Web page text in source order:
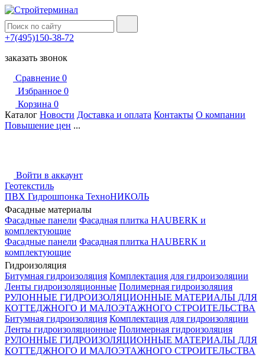
+7(495)150-38-72
заказать звонок
Сравнение 0
Избранное 0
Корзина 0
Каталог Новости Доставка и оплата Контакты О компании
Повышение цен ...
Войти в аккаунт
Геотекстиль
ПВХ Гидрошпонка ТехноНИКОЛЬ
Фасадные материалы
Фасадные панели Фасадная плитка HAUBERK и
комплектующие
Фасадные панели Фасадная плитка HAUBERK и
комплектующие
Гидроизоляция
Битумная гидроизоляция Комплектация для гидроизоляции
Ленты гидроизоляционные Полимерная гидроизоляция
РУЛОННЫЕ ГИДРОИЗОЛЯЦИОННЫЕ МАТЕРИАЛЫ ДЛЯ
КОТТЕДЖНОГО И МАЛОЭТАЖНОГО СТРОИТЕЛЬСТВА
Битумная гидроизоляция Комплектация для гидроизоляции
Ленты гидроизоляционные Полимерная гидроизоляция
РУЛОННЫЕ ГИДРОИЗОЛЯЦИОННЫЕ МАТЕРИАЛЫ ДЛЯ
КОТТЕДЖНОГО И МАЛОЭТАЖНОГО СТРОИТЕЛЬСТВА